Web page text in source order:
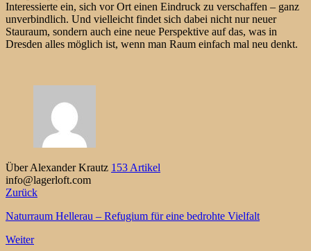
Interessierte ein, sich vor Ort einen Eindruck zu verschaffen – ganz
unverbindlich. Und vielleicht findet sich dabei nicht nur neuer
Stauraum, sondern auch eine neue Perspektive auf das, was in
Dresden alles möglich ist, wenn man Raum einfach mal neu denkt.
Über Alexander Krautz 153 Artikel
info@lagerloft.com
Zurück
Naturraum Hellerau – Refugium für eine bedrohte Vielfalt
Weiter